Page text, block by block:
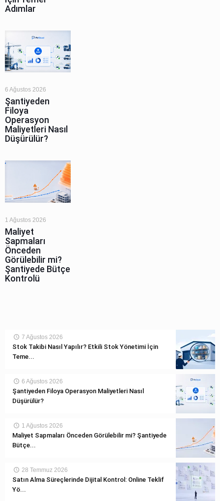
Adımlar
6 Ağustos 2026
Şantiyeden
Filoya
Operasyon
Maliyetleri Nasıl
Düşürülür?
1 Ağustos 2026
Maliyet
Sapmaları
Önceden
Görülebilir mi?
Şantiyede Bütçe
Kontrolü
7 Ağustos 2026
Stok Takibi Nasıl Yapılır? Etkili Stok Yönetimi İçin
Teme...
6 Ağustos 2026
Şantiyeden Filoya Operasyon Maliyetleri Nasıl
Düşürülür?
1 Ağustos 2026
Maliyet Sapmaları Önceden Görülebilir mi? Şantiyede
Bütçe...
28 Temmuz 2026
Satın Alma Süreçlerinde Dijital Kontrol: Online Teklif
Yö...